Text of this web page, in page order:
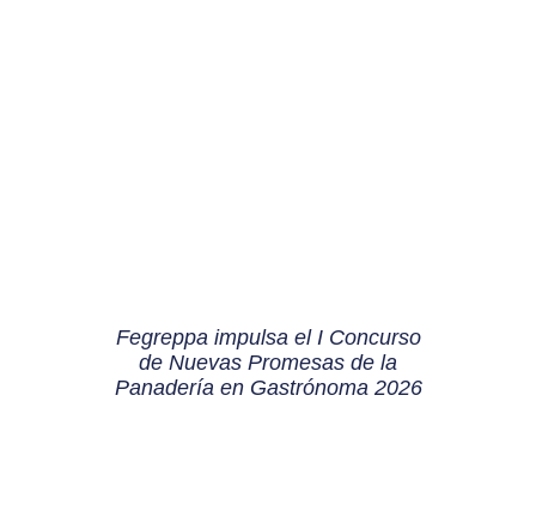
Fegreppa impulsa el I Concurso
de Nuevas Promesas de la
Panadería en Gastrónoma 2026